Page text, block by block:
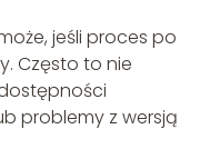
jeśli proces po
Często to nie
problemy z wersją